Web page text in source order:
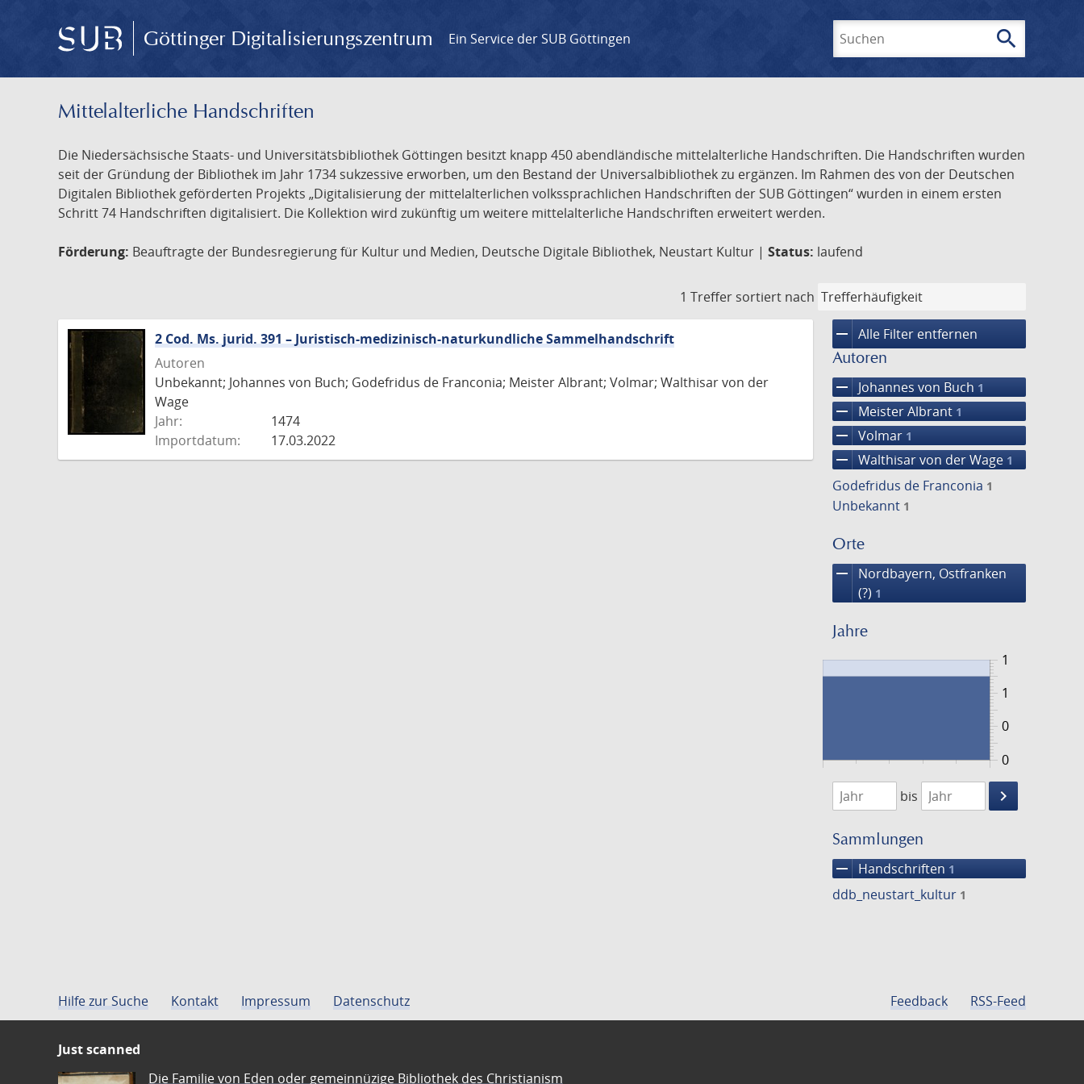
Göttinger Digitalisierungszentrum Ein Service der SUB Göttingen search
Mittelalterliche Handschriften
Die Niedersächsische Staats- und Universitätsbibliothek Göttingen besitzt knapp 450 abendländische mittelalterliche Handschriften. Die Handschriften wurden
seit der Gründung der Bibliothek im Jahr 1734 sukzessive erworben, um den Bestand der Universalbibliothek zu ergänzen. Im Rahmen des von der Deutschen
Digitalen Bibliothek geförderten Projekts „Digitalisierung der mittelalterlichen volkssprachlichen Handschriften der SUB Göttingen“ wurden in einem ersten
Schritt 74 Handschriften digitalisiert. Die Kollektion wird zukünftig um weitere mittelalterliche Handschriften erweitert werden.
Förderung: Beauftragte der Bundesregierung für Kultur und Medien, Deutsche Digitale Bibliothek, Neustart Kultur | Status: laufend
1 Treffer sortiert nach
remove Alle Filter entfernen
Autoren
remove Johannes von Buch 1
remove Meister Albrant 1
remove Volmar 1
remove Walthisar von der Wage 1
Godefridus de Franconia 1
Unbekannt 1
Orte
remove
Nordbayern, Ostfranken
(?) 1
Jahre
0
1
0
1
1474
1475
bis
keyboard_arrow_right
Suche
Sammlungen
remove Handschriften 1
ddb_neustart_kultur 1
2 Cod. Ms. jurid. 391 – Juristisch-medizinisch-naturkundliche Sammelhandschrift
Autoren
Unbekannt; Johannes von Buch; Godefridus de Franconia; Meister Albrant; Volmar; Walthisar von der
Wage
Jahr:
1474
Importdatum:
17.03.2022
Hilfe zur Suche Kontakt Impressum Datenschutz Feedback RSS-Feed
Just scanned
Die Familie von Eden oder gemeinnüzige Bibliothek des Christianism